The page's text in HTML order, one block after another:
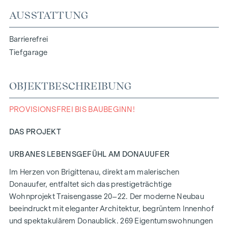
AUSSTATTUNG
Barrierefrei
Tiefgarage
OBJEKTBESCHREIBUNG
PROVISIONSFREI BIS BAUBEGINN!
DAS PROJEKT
URBANES LEBENSGEFÜHL AM DONAUUFER
Im Herzen von Brigittenau, direkt am malerischen
Donauufer, entfaltet sich das prestigeträchtige
Wohnprojekt Traisengasse 20–22. Der moderne Neubau
beeindruckt mit eleganter Architektur, begrüntem Innenhof
und spektakulärem Donaublick. 269 Eigentumswohnungen